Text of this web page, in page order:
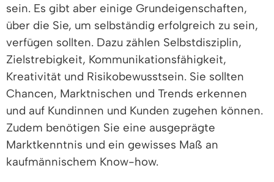
sein. Es gibt aber einige Grundeigenschaften,
über die Sie, um selbständig erfolgreich zu sein,
verfügen sollten. Dazu zählen Selbstdisziplin,
Zielstrebigkeit, Kommunikationsfähigkeit,
Kreativität und Risikobewusstsein. Sie sollten
Chancen, Marktnischen und Trends erkennen
und auf Kundinnen und Kunden zugehen können.
Zudem benötigen Sie eine ausgeprägte
Marktkenntnis und ein gewisses Maß an
kaufmännischem Know-how.